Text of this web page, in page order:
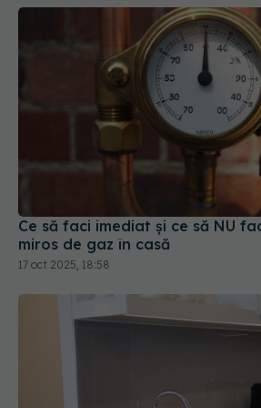
Ce să faci imediat și ce să NU
miros de gaz în casă
17 oct 2025, 18:58